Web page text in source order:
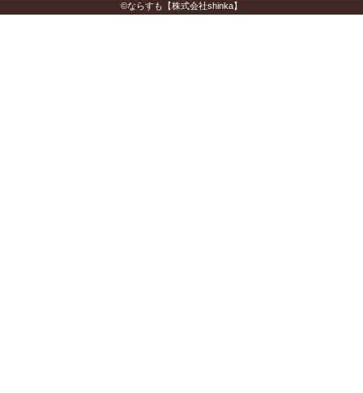
©ならすも【株式会社shinka】